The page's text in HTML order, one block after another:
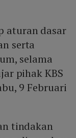
aturan dasar
serta
selama
pihak KBS
9 Februari
tindakan